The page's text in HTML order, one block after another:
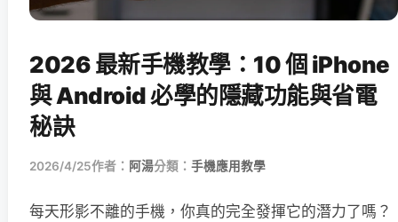
2026 最新手機教學：10 個 iPhone
與 Android 必學的隱藏功能與省電
秘訣
2026/4/25作者： 阿湯分類： 手機應用教學
每天形影不離的手機，你真的完全發揮它的潛力了嗎？